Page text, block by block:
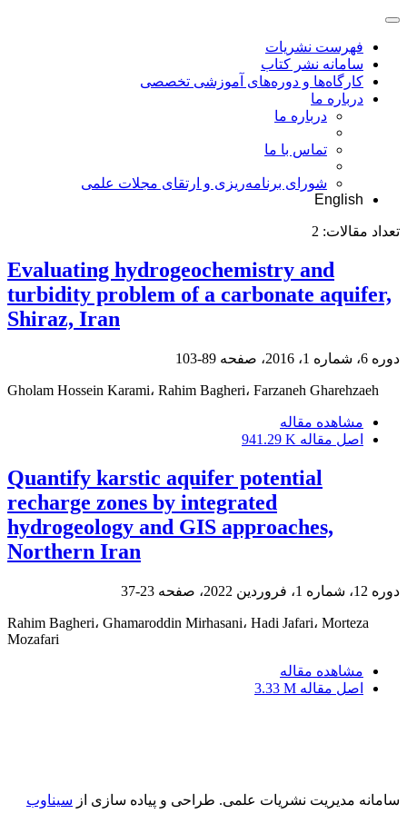
فهرست نشریات
سامانه نشر کتاب
کارگاه‌ها و دوره‌های آموزشی تخصصی
درباره ما
درباره ما
تماس با ما
شورای برنامه‌ریزی و ارتقای مجلات علمی
English
تعداد مقالات: 2
Evaluating hydrogeochemistry and
turbidity problem of a carbonate aquifer,
Shiraz, Iran
دوره 6، شماره 1، 2016، صفحه 89-103
Gholam Hossein Karami، Rahim Bagheri، Farzaneh Gharehzaeh
مشاهده مقاله
اصل مقاله 941.29 K
Quantify karstic aquifer potential
recharge zones by integrated
hydrogeology and GIS approaches,
Northern Iran
دوره 12، شماره 1، فروردین 2022، صفحه 23-37
Rahim Bagheri، Ghamaroddin Mirhasani، Hadi Jafari، Morteza
Mozafari
مشاهده مقاله
اصل مقاله 3.33 M
سامانه مدیریت نشریات علمی. طراحی و پیاده سازی از سیناوب